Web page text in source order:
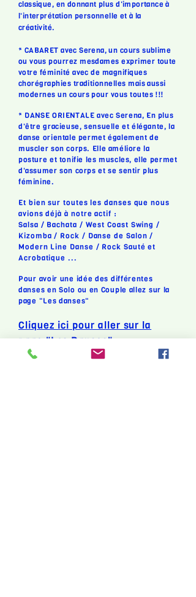
classique, en donnant plus d'importance à
l'interprétation personnelle et à la
créativité.
* CABARET avec Serena, un cours sublime
ou vouspourrez mesdames exprimer toute
votre féminité avec de magnifiques
chorégraphies traditionnelles mais aussi
modernes un cours pour vous toutes !!!
* DANSE ORIENTALE avec Serena, En plus
d'être gracieuse, sensuelle et élégante, la
danse orientale permet également de
muscler son corps. Elle améliore la
posture et tonifie les muscles, elle permet
d'assumer son corps et se sentir plus
féminine.
Et bien sur toutes les danses que nous
avions déjà à notre actif :
Salsa / Bachata / West Coast Swing /
Kizomba / Rock / Danse de Salon /
Modern Line Danse / Rock Sauté et
Acrobatique ...
Pour avoir une idée des différentes
danses en Solo ou en Couple allez sur la
page "Les danses"
Cliquez ici pour aller sur la
page "Les Danses"